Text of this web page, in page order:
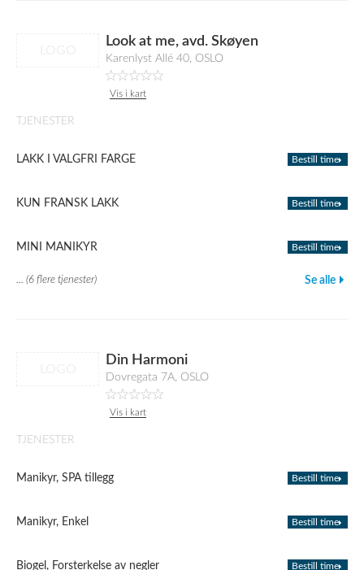
Look at me, avd. Skøyen
Karenlyst Allé 40, OSLO
Vis i kart
TJENESTER
LAKK I VALGFRI FARGE Bestill time
KUN FRANSK LAKK Bestill time
MINI MANIKYR Bestill time
... (6 flere tjenester) Se alle
Din Harmoni
Dovregata 7A, OSLO
Vis i kart
TJENESTER
Manikyr, SPA tillegg Bestill time
Manikyr, Enkel Bestill time
Biogel, Forsterkelse av negler Bestill time